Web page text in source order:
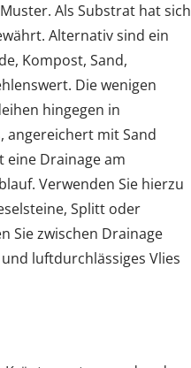
Als Substrat hat sich
Alternativ sind ein
Kompost, Sand,
Die wenigen
hingegen in
angereichert mit Sand
Drainage am
Verwenden Sie hierzu
Splitt oder
Sie zwischen Drainage
luftdurchlässiges Vlies